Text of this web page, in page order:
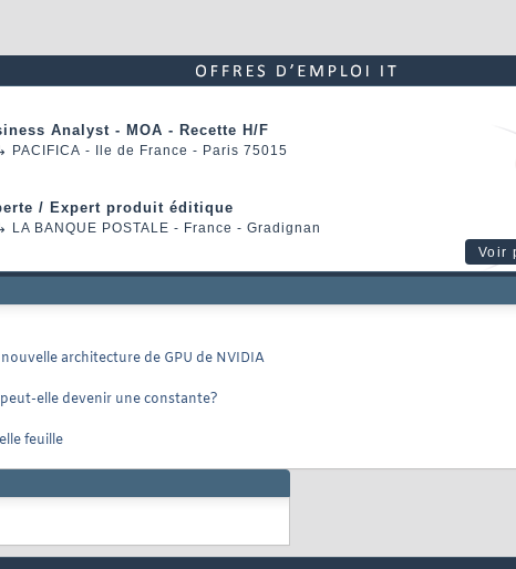
Analyst - MOA - Recette H/F
PACIFICA - Ile de France - Paris 75015
/ Expert produit éditique
LA BANQUE POSTALE - France - Gradignan
Voir
architecture de GPU de NVIDIA
elle devenir une constante?
feuille